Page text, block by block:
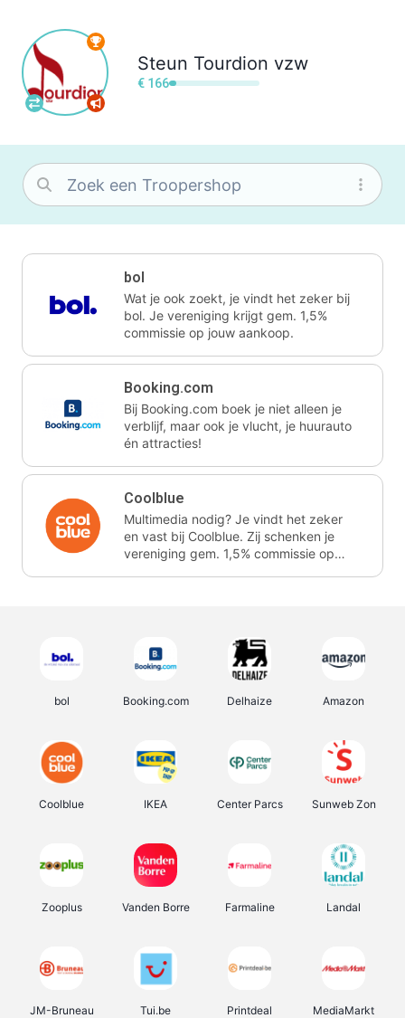
Steun Tourdion vzw
€ 166
bol
Wat je ook zoekt, je vindt het zeker bij
bol. Je vereniging krijgt gem. 1,5%
commissie op jouw aankoop.
Booking.com
Bij Booking.com boek je niet alleen je
verblijf, maar ook je vlucht, je huurauto
én attracties!
Coolblue
Multimedia nodig? Je vindt het zeker
en vast bij Coolblue. Zij schenken je
vereniging gem. 1,5% commissie op
bol Booking.com Delhaize Amazon
Coolblue IKEA Center Parcs Sunweb Zon
Zooplus Vanden Borre Farmaline Landal
JM-Bruneau Tui.be Printdeal MediaMarkt